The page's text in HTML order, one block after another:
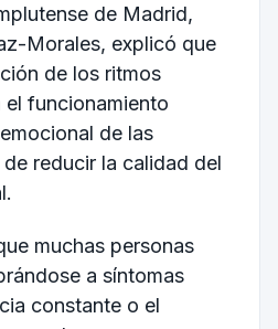
de Madrid,
Morales, explicó que
de los ritmos
funcionamiento
de las
reducir la calidad del
muchas personas
a síntomas
constante o el